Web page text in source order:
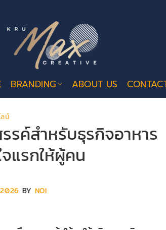
BRANDING ABOUT US
น์
รค์สำหรับธุรกิจอาหาร
แรกให้ผู้คน
BY NOI